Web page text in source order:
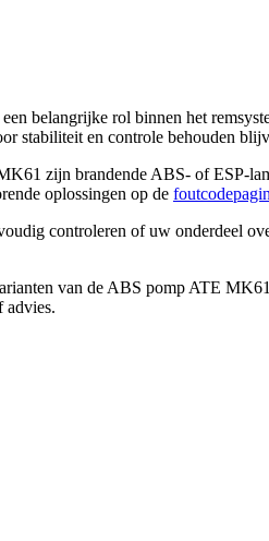
belangrijke rol binnen het
stabiliteit en controle behouden
zijn brandende ABS- of ESP-
oplossingen op de
controleren of uw onderdeel
van de ABS pomp ATE MK61
advies.